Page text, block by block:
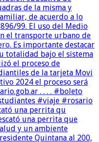
una perrita qu